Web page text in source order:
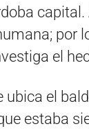
capital.
por
el
ubica el
estaba